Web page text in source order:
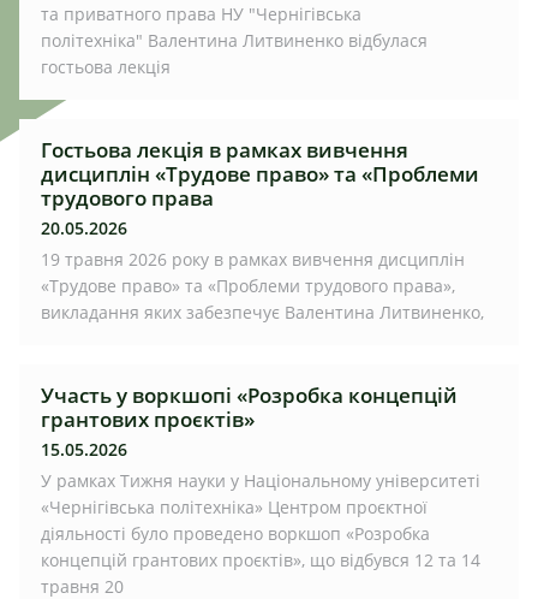
та приватного права НУ "Чернігівська
політехніка" Валентина Литвиненко відбулася
гостьова лекція
Гостьова лекція в рамках вивчення
дисциплін «Трудове право» та «Проблеми
трудового права
20.05.2026
19 травня 2026 року в рамках вивчення дисциплін
«Трудове право» та «Проблеми трудового права»,
викладання яких забезпечує Валентина Литвиненко,
Участь у воркшопі «Розробка концепцій
грантових проєктів»
15.05.2026
У рамках Тижня науки у Національному університеті
«Чернігівська політехніка» Центром проєктної
діяльності було проведено воркшоп «Розробка
концепцій грантових проєктів», що відбувся 12 та 14
травня 20